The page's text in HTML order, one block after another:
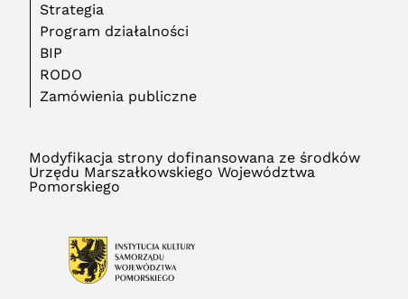
Strategia
Program działalności
BIP
RODO
Zamówienia publiczne
Modyfikacja strony dofinansowana ze środków
Urzędu Marszałkowskiego Województwa
Pomorskiego